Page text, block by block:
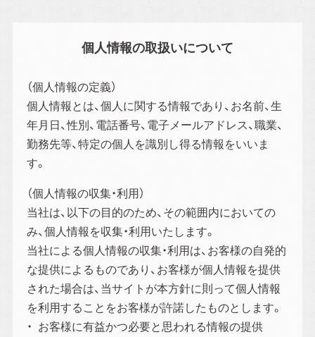
個人情報の取扱いについて
（個人情報の定義）
個人情報とは、個人に関する情報であり、お名前、生
年月日、性別、電話番号、電子メールアドレス、職業、
勤務先等、特定の個人を識別し得る情報をいいま
す。
（個人情報の収集・利用）
当社は、以下の目的のため、その範囲内においての
み、個人情報を収集・利用いたします。
当社による個人情報の収集・利用は、お客様の自発的
な提供によるものであり、お客様が個人情報を提供
された場合は、当サイトが本方針に則って個人情報
を利用することをお客様が許諾したものとします。
お客様に有益かつ必要と思われる情報の提供